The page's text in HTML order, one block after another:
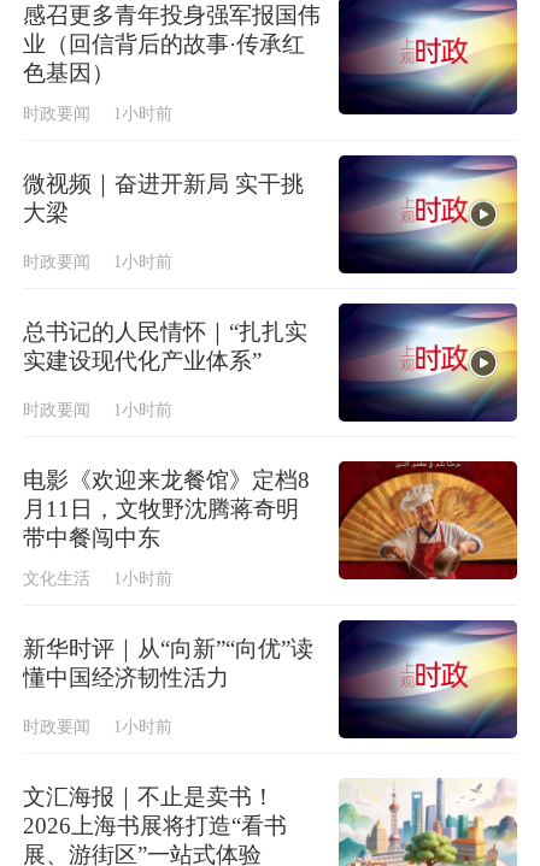
感召更多青年投身强军报国伟
业（回信背后的故事·传承红
色基因）
时政要闻 1小时前
微视频｜奋进开新局 实干挑
大梁
时政要闻 1小时前
总书记的人民情怀｜“扎扎实
实建设现代化产业体系”
时政要闻 1小时前
电影《欢迎来龙餐馆》定档8
月11日，文牧野沈腾蒋奇明
带中餐闯中东
文化生活 1小时前
新华时评｜从“向新”“向优”读
懂中国经济韧性活力
时政要闻 1小时前
文汇海报｜不止是卖书！
2026上海书展将打造“看书
展、游街区”一站式体验